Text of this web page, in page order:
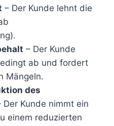
– Der Kunde lehnt die
– Der Kunde
ab und fordert
Mängeln.
des
Der Kunde nimmt ein
einem reduzierten